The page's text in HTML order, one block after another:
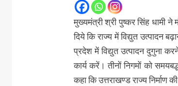
मुख्यमंत्री श्री पुष्कर सिंह धामी ने
दिये कि राज्य में विद्युत उत्पादन
प्रदेश में विद्युत उत्पादन दुगुना
कार्य करें। तीनों निगमों को
कहा कि उत्तराखण्ड राज्य निर्माण